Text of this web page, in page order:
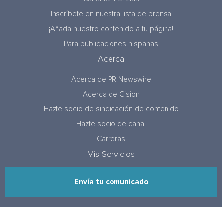
Inscríbete en nuestra lista de prensa
¡Añada nuestro contenido a tu página!
Para publicaciones hispanas
Acerca
Acerca de PR Newswire
Acerca de Cision
Hazte socio de sindicación de contenido
Hazte socio de canal
Carreras
Mis Servicios
Envía tu comunicado